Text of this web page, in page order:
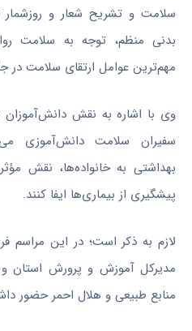
سلامت و تشریح شعار و روزشمار
بدنی منظم، توجه به سلامت
مهم‌ترین عوامل ارتقای سلامت در
وی با اشاره به نقش
سفیران سلامت دانش‌آموزی
بهداشتی به خانواده‌ها، نقش
پیشگیری از بیماری‌ها ایفا کنند.
لازم به ذکر است؛ در این مراسم
مدیرکل آموزش و پرورش استان
منابع طبیعی و هلال احمر حضور